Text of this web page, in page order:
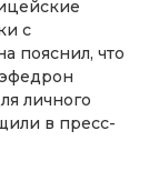
с
пояснил, что
личного
в пресс-